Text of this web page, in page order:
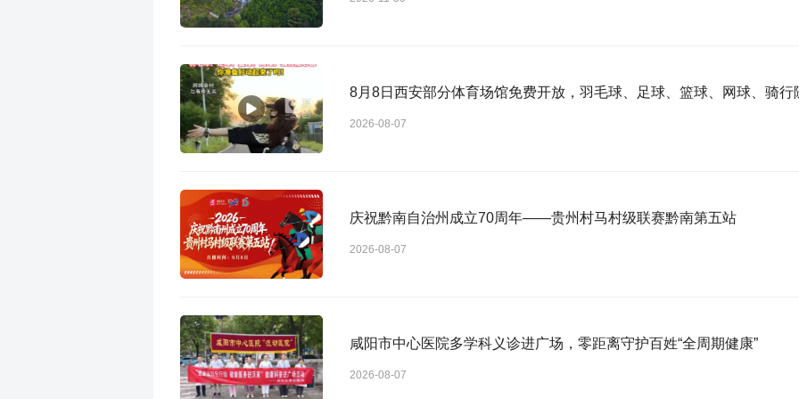
8月8日西安部分体育场馆免费开放，羽毛球、足球、篮球、网球、骑行
2026-08-07
庆祝黔南自治州成立70周年——贵州村马村级联赛黔南第五站
2026-08-07
咸阳市中心医院多学科义诊进广场，零距离守护百姓“全周期健康”
2026-08-07